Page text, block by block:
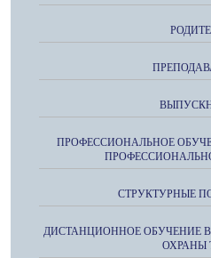
ПРОФЕССИОНАЛЬНОЕ
СТРУКТУРНЫЕ
ДИСТАНЦИОННОЕ ОБУЧЕНИЕ
ОХРАНЫ